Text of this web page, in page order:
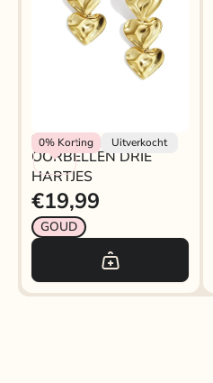
0% Korting Uitverkocht
Rokjeklokje
OORBELLEN DRIE
HARTJES
€19,99
GOUD